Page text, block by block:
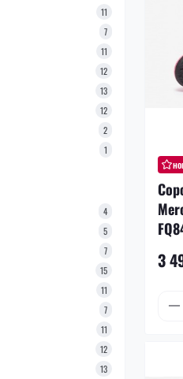
11
7
11
12
13
12
2
1
4
5
7
15
11
7
11
12
13
3